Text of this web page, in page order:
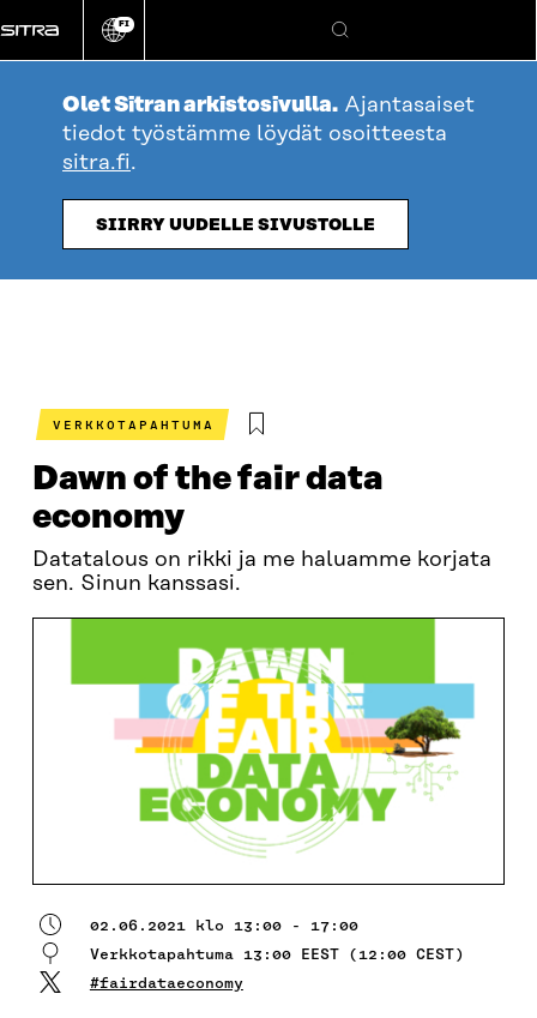
suoraan
sisältöön
Vaihda
kieli
FI
Hae
Olet Sitran arkistosivulla. Ajantasaiset
tiedot työstämme löydät osoitteesta
sitra.fi.
SIIRRY UUDELLE SIVUSTOLLE
VERKKOTAPAHTUMA
Dawn of the fair data
economy
Datatalous on rikki ja me haluamme korjata
sen. Sinun kanssasi.
02.06.2021 klo 13:00 - 17:00
Verkkotapahtuma 13:00 EEST (12:00 CEST)
#fairdataeconomy